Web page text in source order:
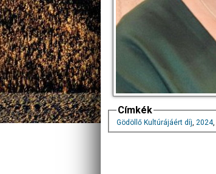
Címkék
Gödöllő Kultúrájáért díj, 2024,